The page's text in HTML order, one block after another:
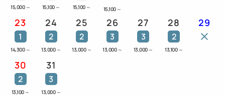
15,000 ～ 15,100 ～ 15,100 ～ 15,100 ～
23
1
14,300 ～
24
2
13,000 ～
25
2
13,000 ～
26
3
13,000 ～
27
3
13,000 ～
28
2
13,100 ～
29
30
2
13,100 ～
31
3
13,000 ～